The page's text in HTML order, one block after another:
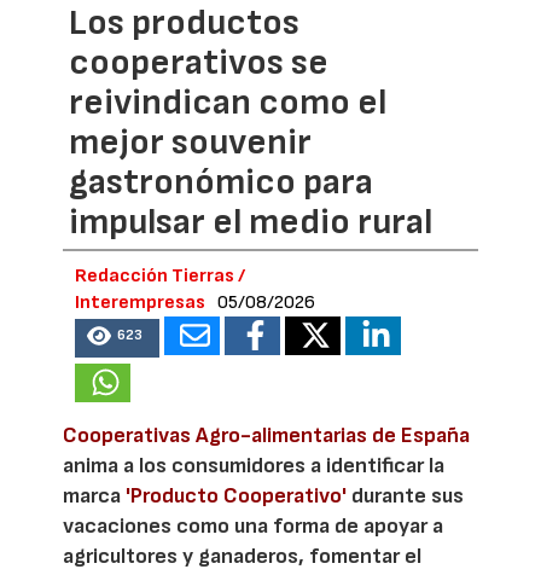
Los productos
cooperativos se
reivindican como el
mejor souvenir
gastronómico para
impulsar el medio rural
Redacción Tierras /
Interempresas
05/08/2026
623
Cooperativas Agro-alimentarias de España
anima a los consumidores a identificar la
marca 'Producto Cooperativo' durante sus
vacaciones como una forma de apoyar a
agricultores y ganaderos, fomentar el